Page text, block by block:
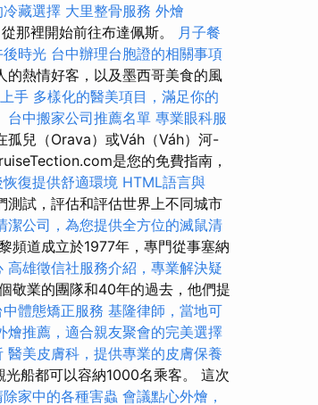
藏選擇 大里整骨服務 外燴
那裡開始前往布達佩斯。
月子餐
時光 台中辦理台胞證的相關事項
的熱情好客，以及墨西哥美食的風
手 多樣化的醫美項目，滿足你的
台中搬家公司推薦名單 專業眼科服
孤兒（Orava）或Váh（Váh）河-
是您的免費指南，
復提供舒適環境 HTML語言與
測試，評估和評估世界上不同城市
潔公司，為您提供全方位的滅鼠清
頻道成立於1977年，專門從事塞納
高雄徵信社服務介紹，專業解決疑
敬業的團隊和40年的過去，他們提
中體態矯正服務 基隆律師，當地可
燴推薦，適合親友聚會的完美選擇
醫美皮膚科，提供專業的皮膚保養
船都可以容納1000名乘客。 這次
家中的各種害蟲 會議點心外燴，